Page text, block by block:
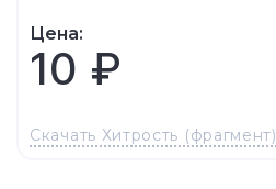
Цена:
10 ₽
Скачать Хитрость (фрагмент)